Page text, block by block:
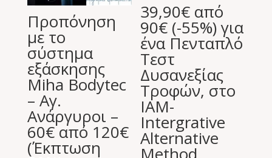
Προπόνηση
με το
σύστημα
εξάσκησης
Miha Bodytec
– Αγ.
Ανάργυροι –
60€ από 120€
(Έκπτωση
39,90€ από
90€ (-55%) για
ένα Πενταπλό
Τεστ
Δυσανεξίας
Τροφών, στο
IAM-
Intergrative
Alternative